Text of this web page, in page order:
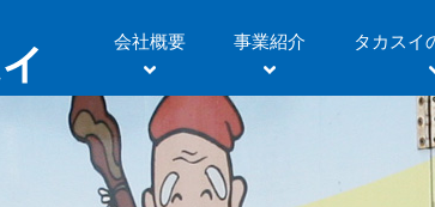
会社概要 事業紹介 タカスイ